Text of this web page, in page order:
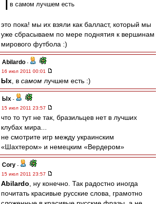
в самом лучшем есть
это пока! мы их взяли как балласт, который мы
уже сбрасываем по мере поднятия к вершинам
мирового футбола :)
Abilardo -
16 июл 2011 00:01
Ых , в самом лучшем есть :)
Ых -
15 июл 2011 23:57
что то тут не так, бразильцев нет в лучших
клубах мира...
не смотрите игр между украинским
«Шахтером» и немецким «Вердером»
Cory -
15 июл 2011 23:57
Abilardo , ну конечно. Так радостно иногда
почитать красивые русские слова, грамотно